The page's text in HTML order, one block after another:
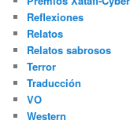
Reflexiones
Relatos
Relatos sabrosos
Terror
Traducción
VO
Western